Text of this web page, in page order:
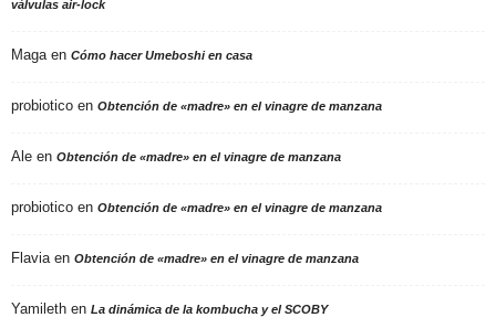
válvulas air-lock
Magaen Cómo hacer Umeboshi en casa
probiotico en Obtención de «madre» en el vinagre de manzana
Ale en Obtención de «madre» en el vinagre de manzana
probiotico en Obtención de «madre» en el vinagre de manzana
Flaviaen Obtención de «madre» en el vinagre de manzana
Yamileth en La dinámica de la kombucha y el SCOBY